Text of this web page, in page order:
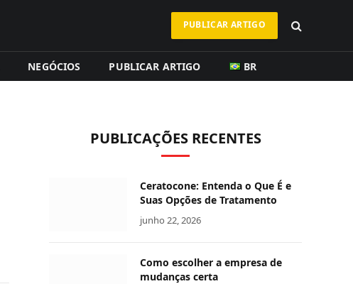
PUBLICAR ARTIGO
NEGÓCIOS PUBLICAR ARTIGO BR
PUBLICAÇÕES RECENTES
Ceratocone: Entenda o Que É e
Suas Opções de Tratamento
junho 22, 2026
Como escolher a empresa de
mudanças certa